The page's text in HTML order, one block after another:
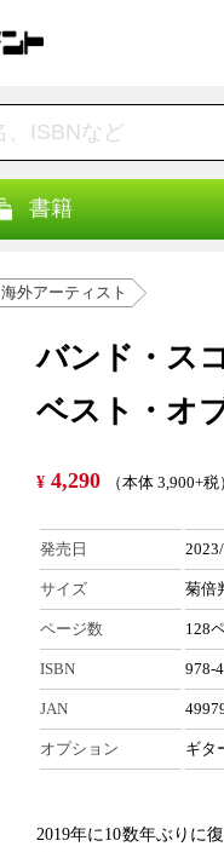
書籍
海外アーティスト
バンド・ス
ベスト・オ
¥ 4,290 （本体 3,900+税
発売日
サイズ 菊倍
ページ数 128
ISBN 978-
JAN
オプション ギタ
2019年に10数年ぶりに